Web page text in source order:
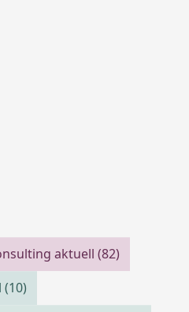
aktuell (82)
(10)